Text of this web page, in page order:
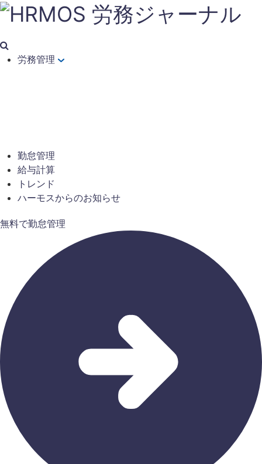
労務管理
勤怠管理
給与計算
トレンド
ハーモスからのお知らせ
無料で勤怠管理